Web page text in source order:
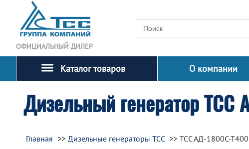
ОФИЦИАЛЬНЫЙ ДИЛЕР
Каталог товаров О компании
Дизельный генератор
Главная Дизельные генераторы ТСС ТСС АД-1800С-